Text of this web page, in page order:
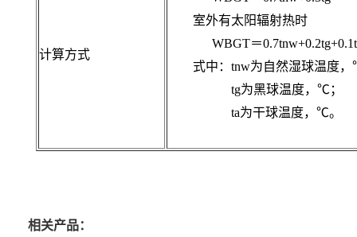
计算方式
室外有太阳辐射热时
WBGT＝
式中：tnw为自然湿球温度
tg为黑球温度，℃；
ta为干球温度，℃。
相关产品：